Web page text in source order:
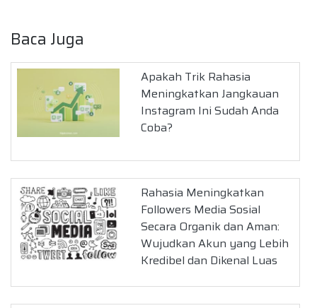
Baca Juga
Apakah Trik Rahasia
Meningkatkan Jangkauan
Instagram Ini Sudah Anda
Coba?
Rahasia Meningkatkan
Followers Media Sosial
Secara Organik dan Aman:
Wujudkan Akun yang Lebih
Kredibel dan Dikenal Luas